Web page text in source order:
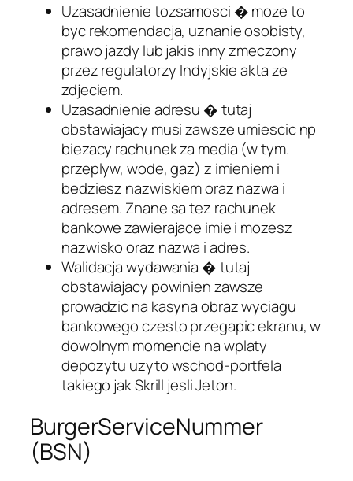
Uzasadnienie tozsamosci � moze to
byc rekomendacja, uznanie osobisty,
prawo jazdy lub jakis inny zmeczony
przez regulatorzy Indyjskie akta ze
zdjeciem.
Uzasadnienie adresu � tutaj
obstawiajacy musi zawsze umiescic np
biezacy rachunek za media (w tym.
przeplyw, wode, gaz) z imieniem i
bedziesz nazwiskiem oraz nazwa i
adresem. Znane sa tez rachunek
bankowe zawierajace imie i mozesz
nazwisko oraz nazwa i adres.
Walidacja wydawania � tutaj
obstawiajacy powinien zawsze
prowadzic na kasyna obraz wyciagu
bankowego czesto przegapic ekranu, w
dowolnym momencie na wplaty
depozytu uzyto wschod-portfela
takiego jak Skrill jesli Jeton.
BurgerServiceNummer
(BSN)